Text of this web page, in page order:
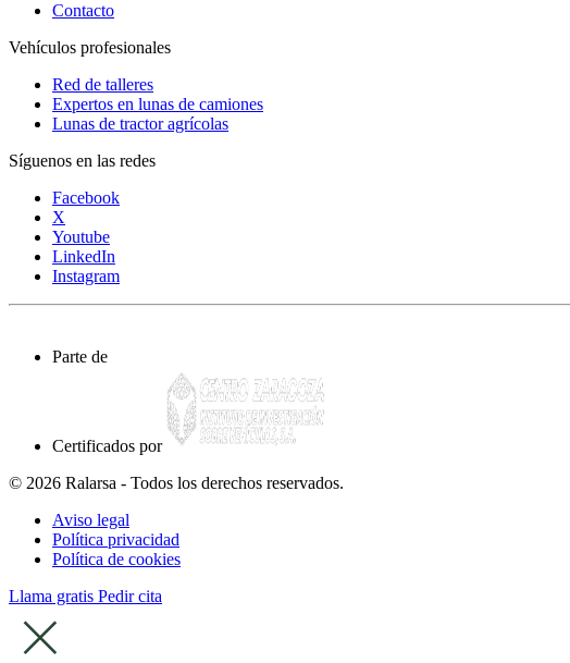
Contacto
Vehículos profesionales
Red de talleres
Expertos en lunas de camiones
Lunas de tractor agrícolas
Síguenos en las redes
Facebook
X
Youtube
LinkedIn
Instagram
Parte de
Certificados por
© 2026 Ralarsa - Todos los derechos reservados.
Aviso legal
Política privacidad
Política de cookies
Llama gratis Pedir cita